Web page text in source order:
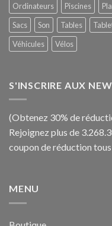
Ordinateurs
Piscines
Sacs
Son Tables
Véhicules
Vélos
S'INSCRIRE AUX
(Obtenez 30% de
Rejoignez plus de
coupon de réduction
MENU